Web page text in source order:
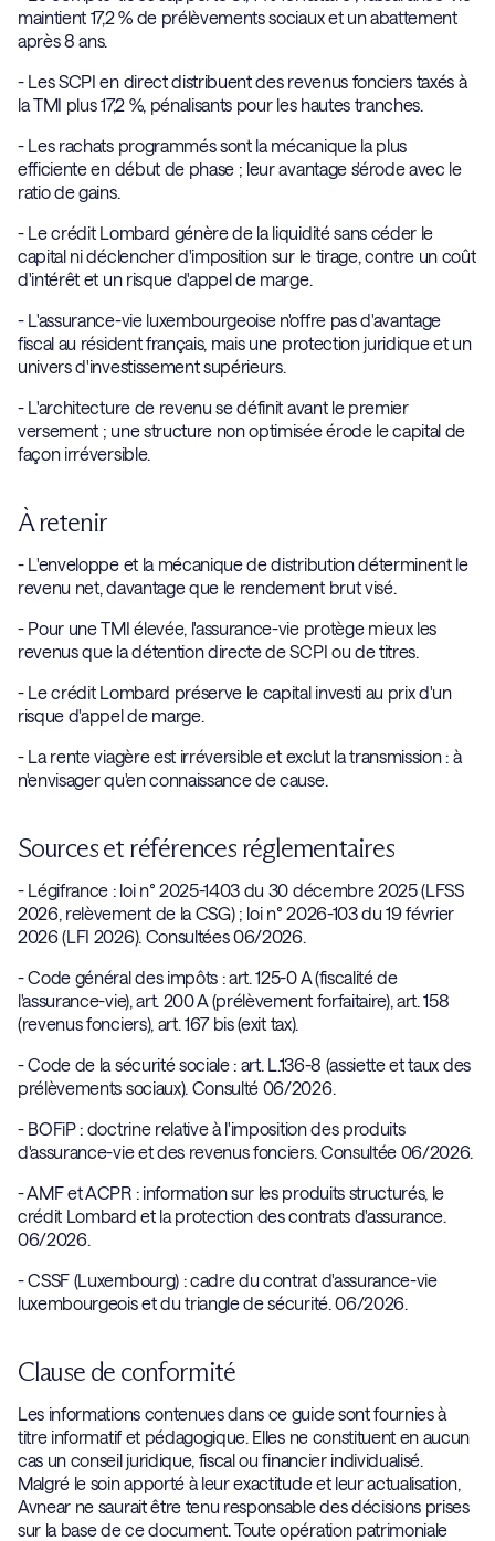
souci de gestion.
maintient 17,2 % de prélèvements sociaux et un abattement
après 8 ans.
- Les SCPI en direct distribuent des revenus fonciers taxés à
la TMI plus 17,2 %, pénalisants pour les hautes tranches.
- Les rachats programmés sont la mécanique la plus
efficiente en début de phase ; leur avantage s'érode avec le
ratio de gains.
- Le crédit Lombard génère de la liquidité sans céder le
capital ni déclencher d'imposition sur le tirage, contre un coût
d'intérêt et un risque d'appel de marge.
- L'assurance-vie luxembourgeoise n'offre pas d'avantage
fiscal au résident français, mais une protection juridique et un
univers d'investissement supérieurs.
- L'architecture de revenu se définit avant le premier
versement ; une structure non optimisée érode le capital de
façon irréversible.
À retenir
- L'enveloppe et la mécanique de distribution déterminent le
revenu net, davantage que le rendement brut visé.
- Pour une TMI élevée, l'assurance-vie protège mieux les
revenus que la détention directe de SCPI ou de titres.
- Le crédit Lombard préserve le capital investi au prix d'un
risque d'appel de marge.
- La rente viagère est irréversible et exclut la transmission : à
n'envisager qu'en connaissance de cause.
Sources et références réglementaires
- Légifrance : loi n° 2025-1403 du 30 décembre 2025 (LFSS
2026, relèvement de la CSG) ; loi n° 2026-103 du 19 février
2026 (LFI 2026). Consultées 06/2026.
- Code général des impôts : art. 125-0 A (fiscalité de
l'assurance-vie), art. 200 A (prélèvement forfaitaire), art. 158
(revenus fonciers), art. 167 bis (exit tax).
- Code de la sécurité sociale : art. L.136-8 (assiette et taux des
prélèvements sociaux). Consulté 06/2026.
- BOFiP : doctrine relative à l'imposition des produits
d'assurance-vie et des revenus fonciers. Consultée 06/2026.
- AMF et ACPR : information sur les produits structurés, le
crédit Lombard et la protection des contrats d'assurance.
06/2026.
- CSSF (Luxembourg) : cadre du contrat d'assurance-vie
luxembourgeois et du triangle de sécurité. 06/2026.
Clause de conformité
Les informations contenues dans ce guide sont fournies à
titre informatif et pédagogique. Elles ne constituent en aucun
cas un conseil juridique, fiscal ou financier individualisé.
Malgré le soin apporté à leur exactitude et leur actualisation,
Avnear ne saurait être tenu responsable des décisions prises
sur la base de ce document. Toute opération patrimoniale